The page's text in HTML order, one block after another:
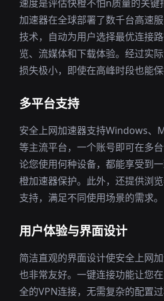
速度是评估快橙不怕n质量的关键
加速器在全球部署了数千台高速
技术，自动为用户选择最优连接
览、流媒体和下载体验。经过实
损失极小，即使在高峰时段也能保
多平台支持
安全上网加速器支持Windows、
等主流平台，一个账号即可在多
论您使用何种设备，都能享受到
橙加速器保护。此外，还提供浏
支持，满足不同使用场景的需求。
用户体验与界面设计
简洁直观的界面设计使安全上网
也非常友好。一键连接功能让您
全的VPN连接，无需复杂的配置